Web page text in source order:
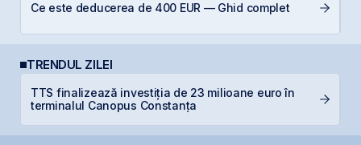
Ce este deducerea de 400 EUR — Ghid complet
TRENDUL ZILEI
TTS finalizează investiția de 23 milioane euro în
terminalul Canopus Constanța